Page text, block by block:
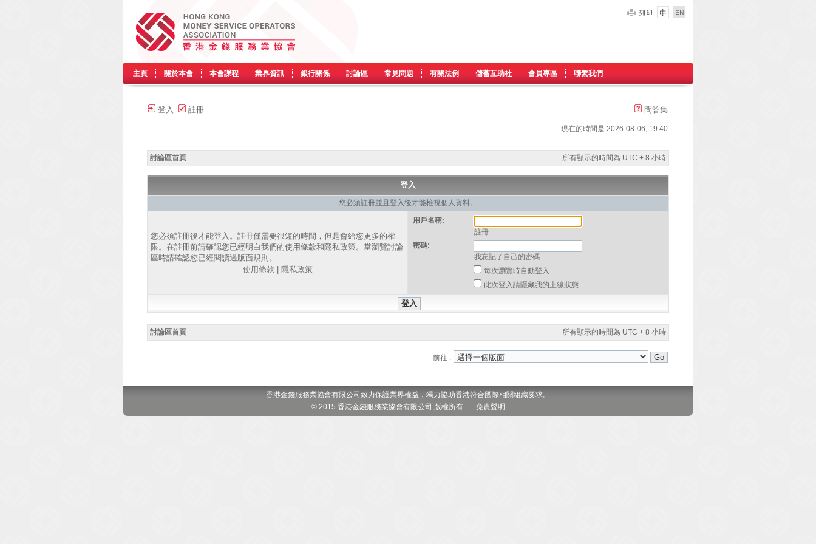
主頁 關於本會 本會課程 業界資訊 銀行關係 討論區 常見問題 有關法例 儲蓄互助社 會員專區 聯繫我們
登入 註冊 問答集
現在的時間是 2026-08-06, 19:40
討論區首頁 所有顯示的時間為 UTC + 8 小時
登入
您必須註冊並且登入後才能檢視個人資料。
您必須註冊後才能登入。註冊僅需要很短的時間，但是會給您更多的權
限。在註冊前請確認您已經明白我們的使用條款和隱私政策。當瀏覽討論
區時請確認您已經閱讀過版面規則。
使用條款
隱私政策
用戶名稱:
註冊
密碼:
我忘記了自己的密碼
每次瀏覽時自動登入
此次登入請隱藏我的上線狀態
討論區首頁 所有顯示的時間為 UTC + 8 小時
前往 :
香港金錢服務業協會有限公司致力保護業界權益，竭力協助香港符合國際相關組織要求。
© 2015 香港金錢服務業協會有限公司 版權所有 免責聲明